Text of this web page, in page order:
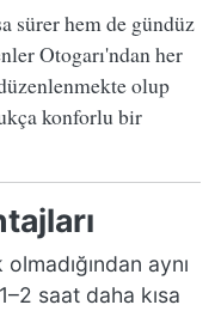
sürer hem de gündüz
Otogarı'ndan her
olup
konforlu bir
aynı
saat daha kısa